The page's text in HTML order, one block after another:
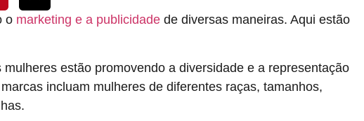
o marketing e a publicidade de diversas maneiras. Aqui estão
mulheres estão promovendo a diversidade e a representação
incluam mulheres de diferentes raças, tamanhos,